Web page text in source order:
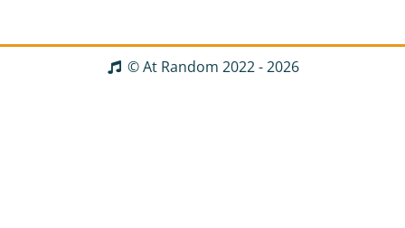
© At Random 2022 - 2026